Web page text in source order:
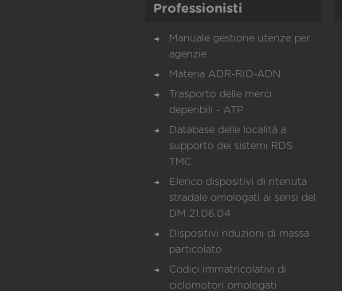
Professionisti
Manuale gestione utenze per
agenzie
Materia ADR-RID-ADN
Trasporto delle merci
deperibili - ATP
Database delle località a
supporto dei sistemi RDS
TMC
Elenco dispositivi di ritenuta
stradale omologati ai sensi del
DM 21.06.04
Dispositivi riduzioni di massa
particolato
Codici immatricolativi di
ciclomotori omologati